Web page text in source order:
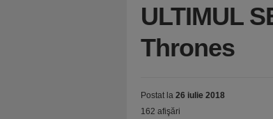
ULTIMUL
Thrones
Postat la 26 iulie 2018
162 afişări